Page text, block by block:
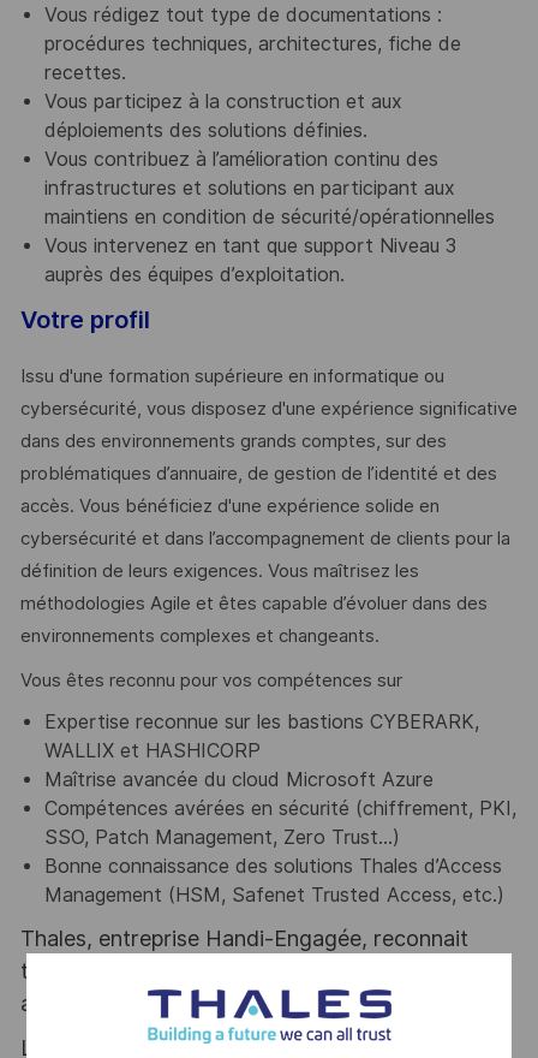
Vous rédigez tout type de documentations :
procédures techniques, architectures, fiche de
recettes.
Vous participez à la construction et aux
déploiements des solutions définies.
Vous contribuez à l’amélioration continu des
infrastructures et solutions en participant aux
maintiens en condition de sécurité/opérationnelles
Vous intervenez en tant que support Niveau 3
auprès des équipes d’exploitation.
Votre profil
Issu d'une formation supérieure en informatique ou
cybersécurité, vous disposez d'une expérience significative
dans des environnements grands comptes, sur des
problématiques d’annuaire, de gestion de l’identité et des
accès. Vous bénéficiez d'une expérience solide en
cybersécurité et dans l’accompagnement de clients pour la
définition de leurs exigences. Vous maîtrisez les
méthodologies Agile et êtes capable d’évoluer dans des
environnements complexes et changeants.
Vous êtes reconnu pour vos compétences sur
Expertise reconnue sur les bastions CYBERARK,
WALLIX et HASHICORP
Maîtrise avancée du cloud Microsoft Azure
Compétences avérées en sécurité (chiffrement, PKI,
SSO, Patch Management, Zero Trust…)
Bonne connaissance des solutions Thales d’Access
Management (HSM, Safenet Trusted Access, etc.)
Thales, entreprise Handi-Engagée, reconnait
tous les talents. La diversité est notre meilleur
atout. Postulez et rejoignez nous !
Le poste pouvant nécessiter d'accéder à des